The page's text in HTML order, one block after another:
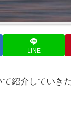
LINE
紹介していき